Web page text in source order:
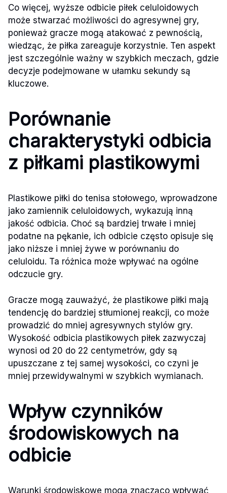
Co więcej, wyższe odbicie piłek celuloidowych
może stwarzać możliwości do agresywnej gry,
ponieważ gracze mogą atakować z pewnością,
wiedząc, że piłka zareaguje korzystnie. Ten aspekt
jest szczególnie ważny w szybkich meczach, gdzie
decyzje podejmowane w ułamku sekundy są
kluczowe.
Porównanie
charakterystyki odbicia
z piłkami plastikowymi
Plastikowe piłki do tenisa stołowego, wprowadzone
jako zamiennik celuloidowych, wykazują inną
jakość odbicia. Choć są bardziej trwałe i mniej
podatne na pękanie, ich odbicie często opisuje się
jako niższe i mniej żywe w porównaniu do
celuloidu. Ta różnica może wpływać na ogólne
odczucie gry.
Gracze mogą zauważyć, że plastikowe piłki mają
tendencję do bardziej stłumionej reakcji, co może
prowadzić do mniej agresywnych stylów gry.
Wysokość odbicia plastikowych piłek zazwyczaj
wynosi od 20 do 22 centymetrów, gdy są
upuszczane z tej samej wysokości, co czyni je
mniej przewidywalnymi w szybkich wymianach.
Wpływ czynników
środowiskowych na
odbicie
Warunki środowiskowe mogą znacząco wpływać